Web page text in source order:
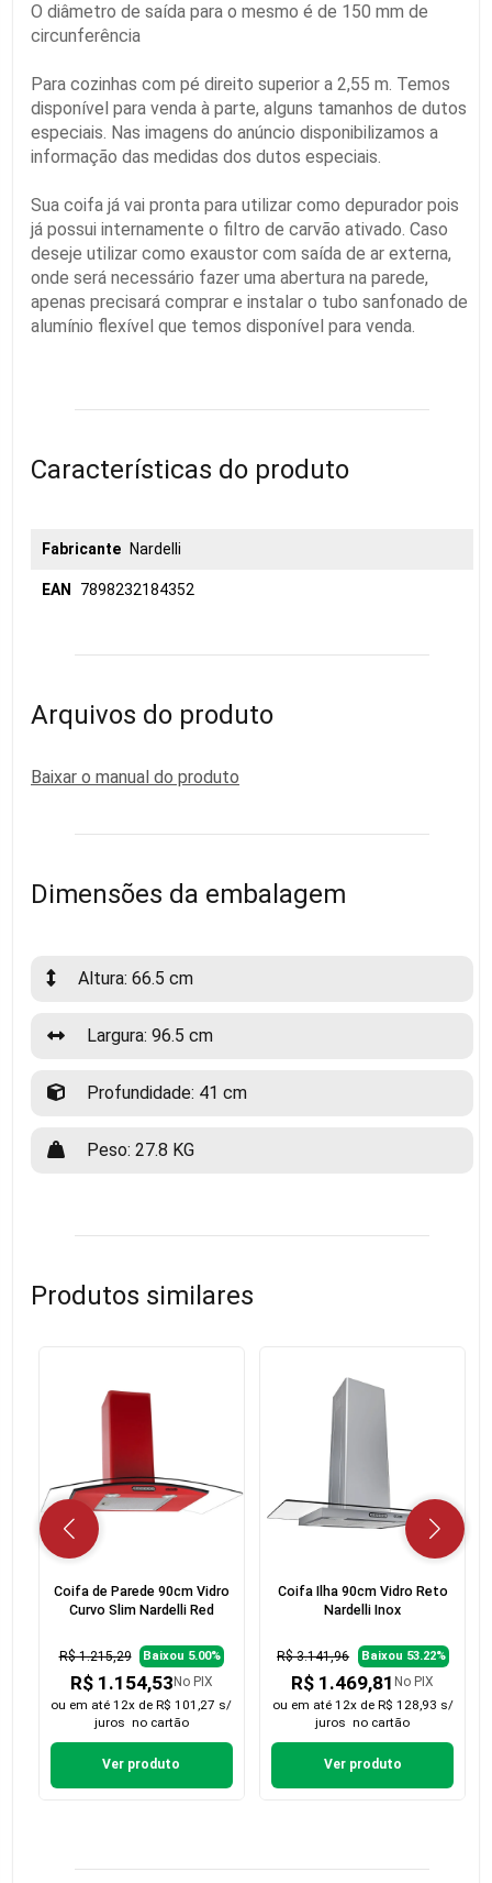
O diâmetro de saída para o mesmo é de 150 mm de
circunferência
Para cozinhas com pé direito superior a 2,55 m. Temos
disponível para venda à parte, alguns tamanhos de dutos
especiais. Nas imagens do anúncio disponibilizamos a
informação das medidas dos dutos especiais.
Sua coifa já vai pronta para utilizar como depurador pois
já possui internamente o filtro de carvão ativado. Caso
deseje utilizar como exaustor com saída de ar externa,
onde será necessário fazer uma abertura na parede,
apenas precisará comprar e instalar o tubo sanfonado de
alumínio flexível que temos disponível para venda.
Características do produto
Fabricante Nardelli
EAN 7898232184352
Arquivos do produto
Baixar o manual do produto
Dimensões da embalagem
Altura: 66.5 cm
Largura: 96.5 cm
Profundidade: 41 cm
Peso: 27.8 KG
Produtos similares
Coifa de Parede 90cm Vidro
Curvo Slim Nardelli Red
R$ 1.215,29 Baixou 5.00%
R$ 1.154,53 No PIX
ou em até 12x de R$ 101,27 s/
juros no cartão
Ver produto
Coifa Ilha 90cm Vidro Reto
Nardelli Inox
R$ 3.141,96 Baixou 53.22%
R$ 1.469,81 No PIX
ou em até 12x de R$ 128,93 s/
juros no cartão
Ver produto